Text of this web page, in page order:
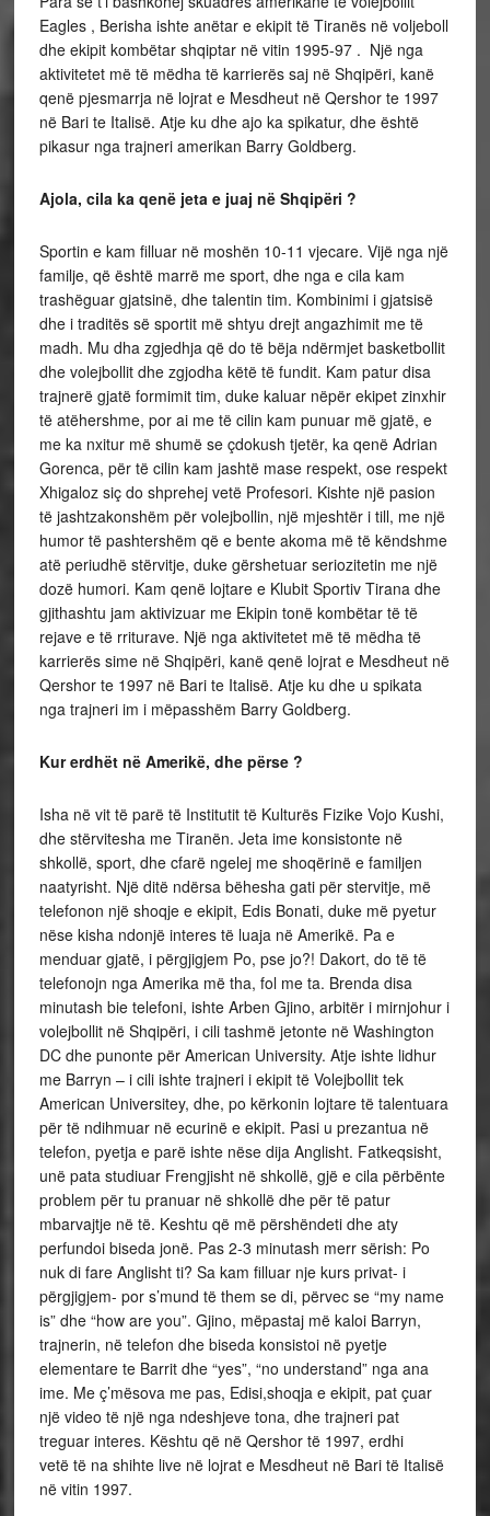
Eagles , Berisha ishte anëtar e ekipit të Tiranës në voljeboll
dhe ekipit kombëtar shqiptar në vitin 1995-97 . Një nga
aktivitetet më të mëdha të karrierës saj në Shqipëri, kanë
qenë pjesmarrja në lojrat e Mesdheut në Qershor te 1997
në Bari te Italisë. Atje ku dhe ajo ka spikatur, dhe është
pikasur nga trajneri amerikan Barry Goldberg.
Ajola, cila ka qenë jeta e juaj në Shqipëri ?
Sportin e kam filluar në moshën 10-11 vjecare. Vijë nga një
familje, që është marrë me sport, dhe nga e cila kam
trashëguar gjatsinë, dhe talentin tim. Kombinimi i gjatsisë
dhe i traditës së sportit më shtyu drejt angazhimit me të
madh. Mu dha zgjedhja që do të bëja ndërmjet basketbollit
dhe volejbollit dhe zgjodha këtë të fundit. Kam patur disa
trajnerë gjatë formimit tim, duke kaluar nëpër ekipet zinxhir
të atëhershme, por ai me të cilin kam punuar më gjatë, e
me ka nxitur më shumë se çdokush tjetër, ka qenë Adrian
Gorenca, për të cilin kam jashtë mase respekt, ose respekt
Xhigaloz siç do shprehej vetë Profesori. Kishte një pasion
të jashtzakonshëm për volejbollin, një mjeshtër i till, me një
humor të pashtershëm që e bente akoma më të këndshme
atë periudhë stërvitje, duke gërshetuar seriozitetin me një
dozë humori. Kam qenë lojtare e Klubit Sportiv Tirana dhe
gjithashtu jam aktivizuar me Ekipin tonë kombëtar të të
rejave e të rriturave. Një nga aktivitetet më të mëdha të
karrierës sime në Shqipëri, kanë qenë lojrat e Mesdheut në
Qershor te 1997 në Bari te Italisë. Atje ku dhe u spikata
nga trajneri im i mëpasshëm Barry Goldberg.
Kur erdhët në Amerikë, dhe përse ?
Isha në vit të parë të Institutit të Kulturës Fizike Vojo Kushi,
dhe stërvitesha me Tiranën. Jeta ime konsistonte në
shkollë, sport, dhe cfarë ngelej me shoqërinë e familjen
naatyrisht. Një ditë ndërsa bëhesha gati për stervitje, më
telefonon një shoqje e ekipit, Edis Bonati, duke më pyetur
nëse kisha ndonjë interes të luaja në Amerikë. Pa e
menduar gjatë, i përgjigjem Po, pse jo?! Dakort, do të të
telefonojn nga Amerika më tha, fol me ta. Brenda disa
minutash bie telefoni, ishte Arben Gjino, arbitër i mirnjohur i
volejbollit në Shqipëri, i cili tashmë jetonte në Washington
DC dhe punonte për American University. Atje ishte lidhur
me Barryn – i cili ishte trajneri i ekipit të Volejbollit tek
American Universitey, dhe, po kërkonin lojtare të talentuara
për të ndihmuar në ecurinë e ekipit. Pasi u prezantua në
telefon, pyetja e parë ishte nëse dija Anglisht. Fatkeqsisht,
unë pata studiuar Frengjisht në shkollë, gjë e cila përbënte
problem për tu pranuar në shkollë dhe për të patur
mbarvajtje në të. Keshtu që më përshëndeti dhe aty
perfundoi biseda jonë. Pas 2-3 minutash merr sërish: Po
nuk di fare Anglisht ti? Sa kam filluar nje kurs privat- i
përgjigjem- por s’mund të them se di, përvec se “my name
is” dhe “how are you”. Gjino, mëpastaj më kaloi Barryn,
trajnerin, në telefon dhe biseda konsistoi në pyetje
elementare te Barrit dhe “yes”, “no understand” nga ana
ime. Me ç’mësova me pas, Edisi,shoqja e ekipit, pat çuar
një video të një nga ndeshjeve tona, dhe trajneri pat
treguar interes. Kështu që në Qershor të 1997, erdhi
vetë të na shihte live në lojrat e Mesdheut në Bari të Italisë
në vitin 1997.